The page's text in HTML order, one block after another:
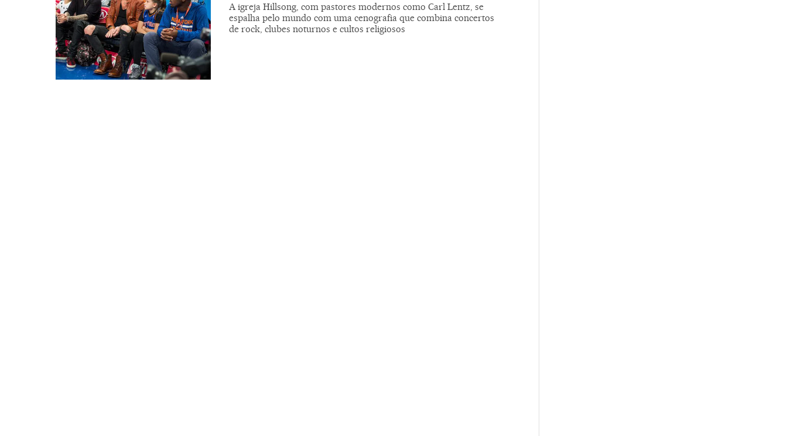
A igreja Hillsong, com pastores modernos como Carl Lentz, se
espalha pelo mundo com uma cenografia que combina concertos
de rock, clubes noturnos e cultos religiosos